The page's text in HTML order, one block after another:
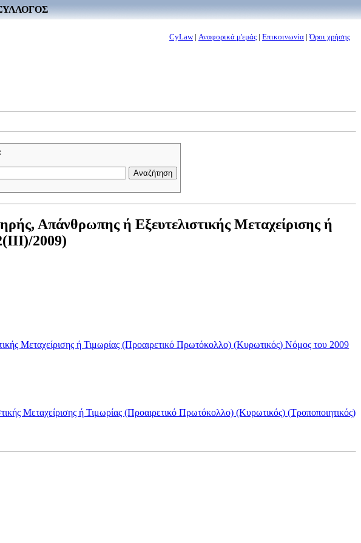
CyLaw| Αναφορικά μ'εμάς | Επικοινωνία |Όροι χρήσης
Απάνθρωπης ή Εξευτελιστικής Μεταχείρισης ή
2009)
Μεταχείρισης ή Τιμωρίας (Προαιρετικό Πρωτόκολλο) (Κυρωτικός) Νόμος του 2009
Μεταχείρισης ή Τιμωρίας (Προαιρετικό Πρωτόκολλο) (Κυρωτικός) (Τροποποιητικός)